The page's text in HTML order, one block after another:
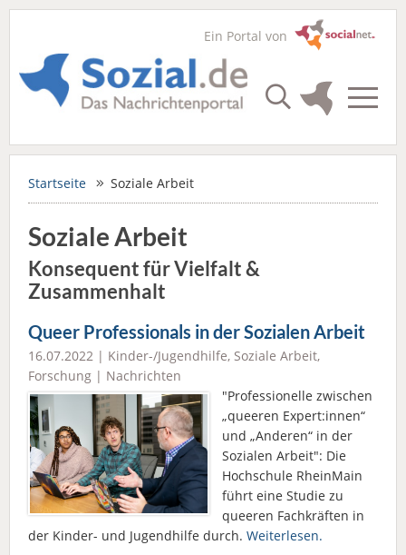
Ein Portal von
Startseite Soziale Arbeit
Soziale Arbeit
Konsequent für Vielfalt &
Zusammenhalt
Queer Professionals in der Sozialen Arbeit
16.07.2022 | Kinder-/Jugendhilfe, Soziale Arbeit,
Forschung | Nachrichten
"Professionelle zwischen
„queeren Expert:innen“
und „Anderen“ in der
Sozialen Arbeit": Die
Hochschule RheinMain
führt eine Studie zu
queeren Fachkräften in
der Kinder- und Jugendhilfe durch. Weiterlesen.